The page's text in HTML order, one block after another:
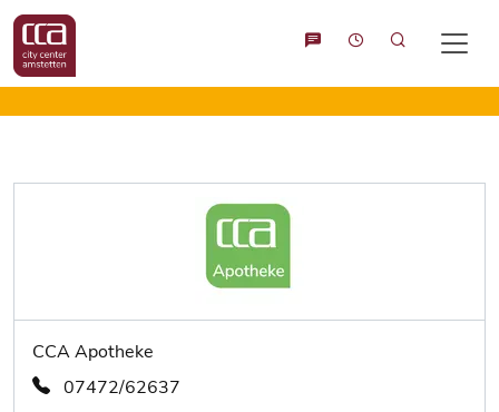
Suche
CCA Apotheke
07472/62637